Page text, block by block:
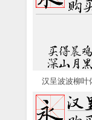
汉呈波波柳叶